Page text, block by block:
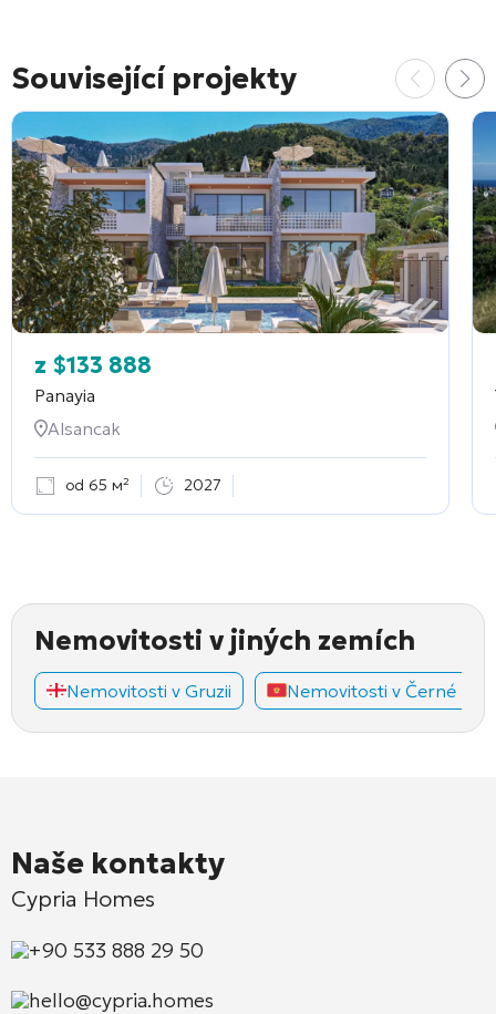
Související projekty
z $133 888
Panayia
Alsancak
od 65 м² 2027
Nemovitosti v jiných zemích
Nemovitosti v Gruzii Nemovitosti v Černé
Naše kontakty
Cypria Homes
+90 533 888 29 50
hello@cypria.homes